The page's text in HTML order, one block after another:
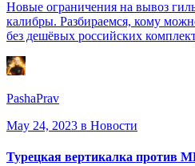
Новые ограничения на вывоз
калибры. Разбираемся, кому
без дешёвых российских
PashaPrav
May 24, 2023 в Новости
Турецкая вертикалка против